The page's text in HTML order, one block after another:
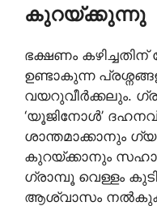
കുറയ്ക്കുന്നു
ഭക്ഷണം
ഉണ്ടാകുന്ന
വയറുവീർക്കലും.
‘യൂജിനോൾ’
ശാന്തമാക്കാനും
കുറയ്ക്കാനും
ഗ്രാമ്പൂ വെള്ളം
ആശ്വാസം